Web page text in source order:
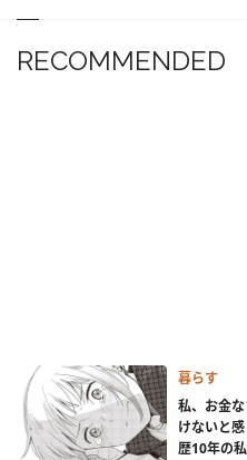
RECOMMENDED
暮らす
私、お金
けないと
歴10年の